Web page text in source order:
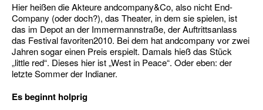
Hier heißen die Akteure andcompany&Co, also nicht End-
Company (oder doch?), das Theater, in dem sie spielen, ist
das im Depot an der Immermannstraße, der Auftrittsanlass
das Festival favoriten2010. Bei dem hat andcompany vor zwei
Jahren sogar einen Preis erspielt. Damals hieß das Stück
„little red“. Dieses hier ist „West in Peace“. Oder eben: der
letzte Sommer der Indianer.
Es beginnt holprig